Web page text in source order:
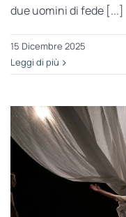
due uomini di fede [...]
15 Dicembre 2025
Leggi di più